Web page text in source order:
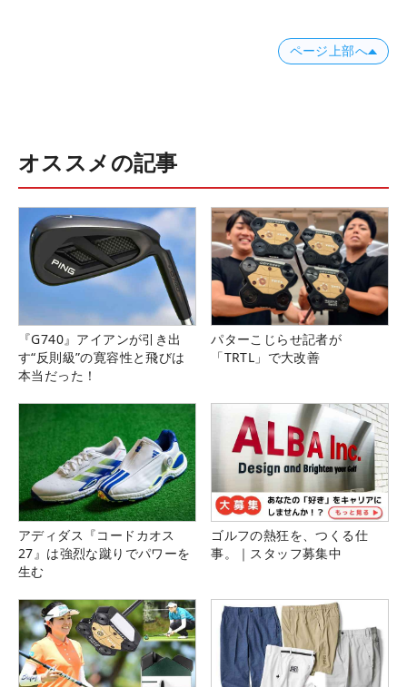
ページ上部へ
オススメの記事
『G740』アイアンが引き出
す“反則級”の寛容性と飛びは
本当だった！
パターこじらせ記者が
「TRTL」で大改善
アディダス『コードカオス
27』は強烈な蹴りでパワーを
生む
ゴルフの熱狂を、つくる仕
事。｜スタッフ募集中